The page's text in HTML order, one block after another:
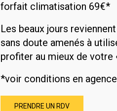
forfait climatisation 69€*
Les beaux jours
sans doute amenés à
profiter au mieux de votre
*voir conditions en
PRENDRE UN RDV